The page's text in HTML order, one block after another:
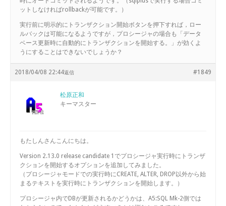
ットしなければrollbackが可能です。）
実行前に明示的にトランザクション開始ボタンを押下すれば，ロー
ルバックは可能になるようですが，プロシージャの場合も「データ
ベース更新時に自動的にトランザクションを開始する。」が効くよ
うにすることはできないでしょうか？
2018/04/08 22:44 #1849
返信
松原正和
キーマスター
もたしんさんこんにちは。
Version 2.13.0 release candidate 1でプロシージャ実行時にトランザ
クションを開始するオプションを追加してみました。
（プロシージャモードでの実行時にCREATE, ALTER, DROP以外から始
まるテキストを実行時にトランザクションを開始します。）
プロシージャ内でDBが更新されるかどうかは、A5:SQL Mk-2側では